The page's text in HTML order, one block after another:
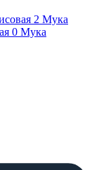
2 Мука
0 Мука